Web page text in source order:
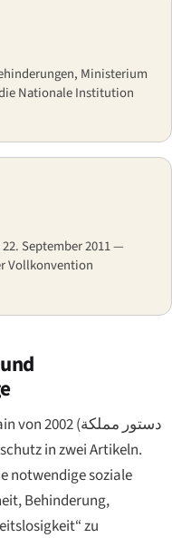
Ministerium
Nationale Institution
September 2011 —
Vollkonvention
von 2002 (دستور مملكة
in zwei Artikeln.
notwendige soziale
Behinderung,
zu